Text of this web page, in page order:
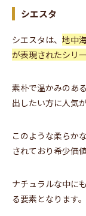
シエスタ
シエスタは、 地中
が表現されたシリ
素朴で温かみのあ
出したい方に人気
このような柔らか
されており希少価
ナチュラルな中に
る要素となります。